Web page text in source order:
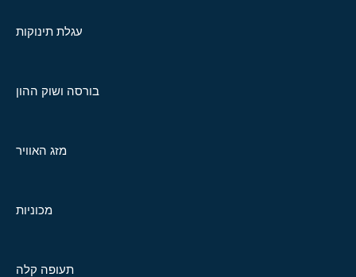
עגלת תינוקות
בורסה ושוק ההון
מזג האוויר
מכוניות
תעופה קלה